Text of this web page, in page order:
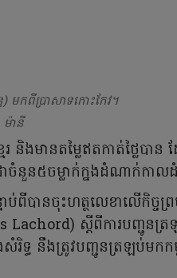
ធ) មកពីប្រាសាទកោះកែវ។
ម៉ានី
រ និងមានតម្លៃឥតកាត់ថ្លៃបា
ចំនួន៥ចម្លាក់ក្នងដំណាក់កាល
បានចុះហត្ថលេខាលើកិច្ចព្រ
Lachord) ស្ដីពីការបញ្ជូនត្
រិទ្ធ នឹងត្រូវបញ្ជូនត្រឡប់មកក